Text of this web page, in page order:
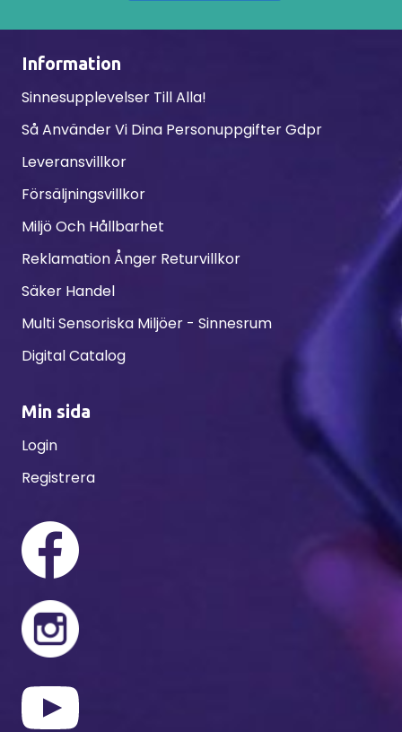
Information
Sinnesupplevelser Till Alla!
Så Använder Vi Dina Personuppgifter Gdpr
Leveransvillkor
Försäljningsvillkor
Miljö Och Hållbarhet
Reklamation Ånger Returvillkor
Säker Handel
Multi Sensoriska Miljöer - Sinnesrum
Digital Catalog
Min sida
Login
Registrera